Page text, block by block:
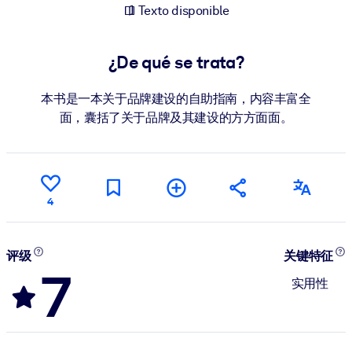
Enriquezca su biblioteca corporativa con conocimientos
Para sistemas de IA
estructurados para mejorar los resultados.
Texto disponible
¿De qué se trata?
本书是一本关于品牌建设的自助指南，内容丰富全
面，囊括了关于品牌及其建设的方方面面。
4
评级
7
关键特征
实用性